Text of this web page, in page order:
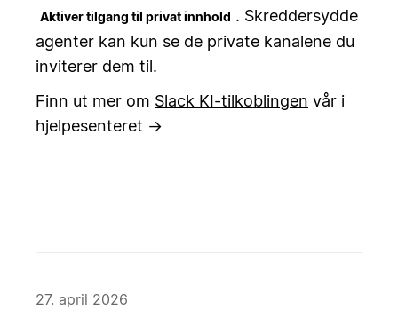
Aktiver tilgang til privat innhold . Skreddersydde
agenter kan kun se de private kanalene du
inviterer dem til.
Finn ut mer om Slack KI-tilkoblingen vår i
hjelpesenteret →
27. april 2026